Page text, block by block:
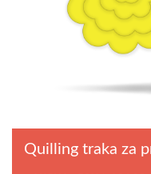
Quilling traka za